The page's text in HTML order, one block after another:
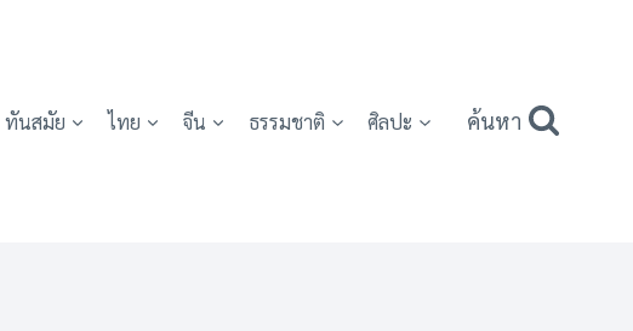
ทันสมัย ไทย จีน ธรรมชาติ ศิลปะ ค้นหา